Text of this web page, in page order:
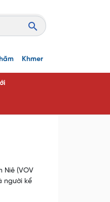
Khmer
Niê (VOV
người kể